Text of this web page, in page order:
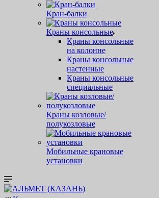
Кран-балки
Краны консольные
Краны консольные
на колонне
Краны консольные
настенные
Краны консольные
специальные
Краны козловые/
полукозловые
Мобильные крановые
установки